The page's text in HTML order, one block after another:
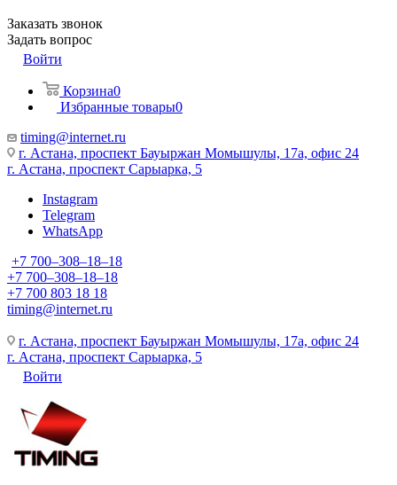
Заказать звонок
Задать вопрос
Войти
Корзина0
Избранные товары0
timing@internet.ru
г. Астана, проспект Бауыржан Момышулы, 17а, офис 24
г. Астана, проспект Сарыарка, 5
Instagram
Telegram
WhatsApp
+7 700‒308‒18‒18
+7 700‒308‒18‒18
+7 700 803 18 18
timing@internet.ru
г. Астана, проспект Бауыржан Момышулы, 17а, офис 24
г. Астана, проспект Сарыарка, 5
Войти